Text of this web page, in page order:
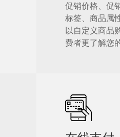
促销价格、促
标签、商品属
以自定义商品
费者更了解您